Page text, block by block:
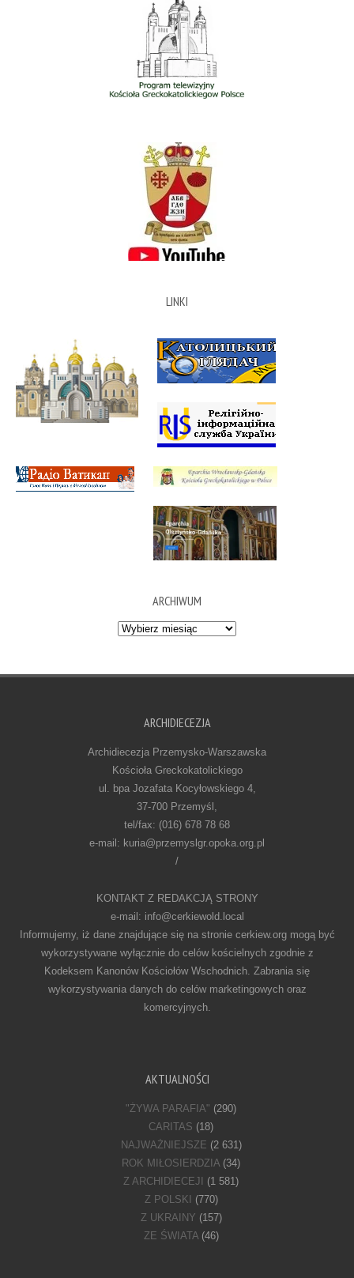
LINKI
ARCHIWUM
Archiwum
ARCHIDIECEZJA
Archidiecezja Przemysko-Warszawska
Kościoła Greckokatolickiego
ul. bpa Jozafata Kocyłowskiego 4,
37-700 Przemyśl,
tel/fax: (016) 678 78 68
e-mail: kuria@przemyslgr.opoka.org.pl
/
KONTAKT Z REDAKCJĄ STRONY
e-mail: info@cerkiewold.local
Informujemy, iż dane znajdujące się na stronie cerkiew.org mogą być
wykorzystywane wyłącznie do celów kościelnych zgodnie z
Kodeksem Kanonów Kościołów Wschodnich. Zabrania się
wykorzystywania danych do celów marketingowych oraz
komercyjnych.
AKTUALNOŚCI
"ŻYWA PARAFIA" (290)
CARITAS (18)
NAJWAŻNIEJSZE (2 631)
ROK MIŁOSIERDZIA (34)
Z ARCHIDIECEJI (1 581)
Z POLSKI (770)
Z UKRAINY (157)
ZE ŚWIATA(46)